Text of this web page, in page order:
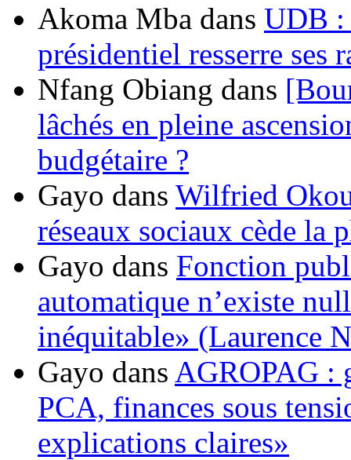
Akoma Mba dans UDB :
présidentiel resserre ses
Nfang Obiang dans
lâchés en pleine
budgétaire ?
Gayo dans Wilfried
réseaux sociaux cède la
Gayo dans Fonction
automatique n’existe
inéquitable» (Laurence
Gayo dans AGROPAG :
PCA, finances sous
explications claires»